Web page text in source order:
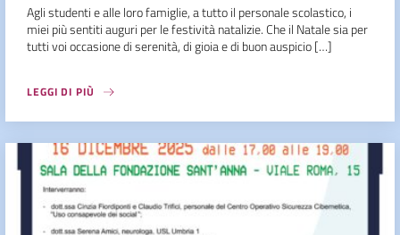
Agli studenti e alle loro famiglie, a tutto il personale scolastico, i
miei più sentiti auguri per le festività natalizie. Che il Natale sia per
tutti voi occasione di serenità, di gioia e di buon auspicio […]
LEGGI DI PIÙ